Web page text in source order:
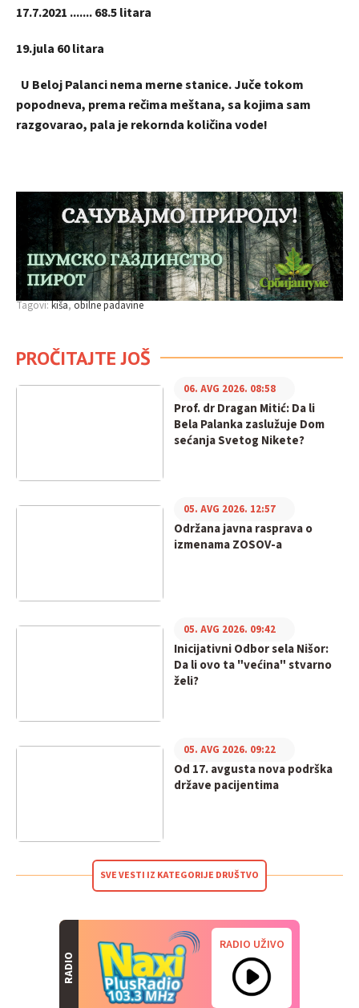
17.7.2021 ....... 68.5 litara
19.jula 60 litara
U Beloj Palanci nema merne stanice. Juče tokom
popodneva, prema rečima meštana, sa kojima sam
razgovarao, pala je rekornda količina vode!
Tagovi:kiša obilne padavine
PROČITAJTE JOŠ
Prof. dr Dragan Mitić: Da li
Bela Palanka zaslužuje Dom
sećanja Svetog Nikete?
06. AVG 2026. 08:58
Održana javna rasprava o
izmenama ZOSOV-a
05. AVG 2026. 12:57
Inicijativni Odbor sela Nišor:
Da li ovo ta "većina" stvarno
želi?
05. AVG 2026. 09:42
Od 17. avgusta nova podrška
države pacijentima
05. AVG 2026. 09:22
SVE VESTI IZ KATEGORIJE DRUŠTVO
RADIO
RADIO UŽIVO